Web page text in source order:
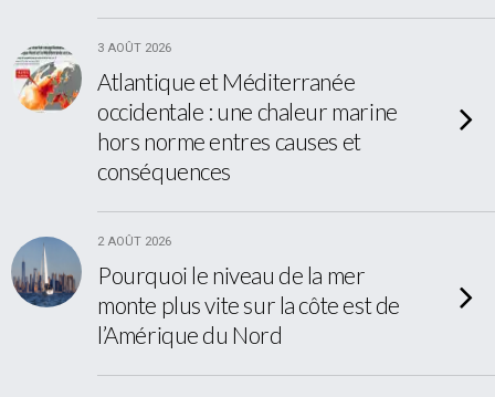
3 AOÛT 2026
Atlantique et Méditerranée
occidentale : une chaleur marine
hors norme entres causes et
conséquences
2 AOÛT 2026
Pourquoi le niveau de la mer
monte plus vite sur la côte est de
l’Amérique du Nord